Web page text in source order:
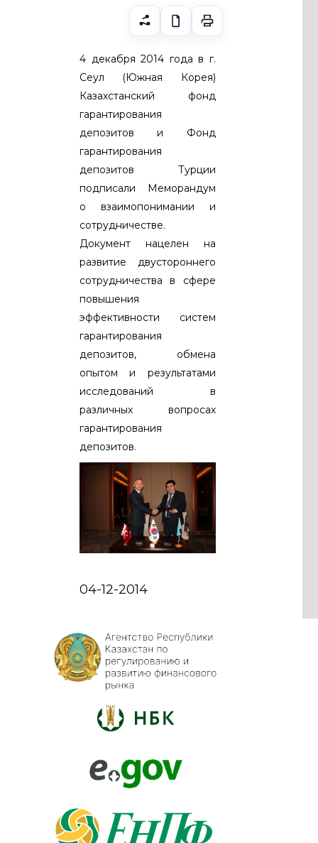
4 декабря 2014 года в г.
Сеул (Южная Корея)
Казахстанский фонд
гарантирования
депозитов и Фонд
гарантирования
депозитов Турции
подписали Меморандум
о взаимопонимании и
сотрудничестве.
Документ нацелен на
развитие двустороннего
сотрудничества в сфере
повышения
эффективности систем
гарантирования
депозитов, обмена
опытом и результатами
исследований в
различных вопросах
гарантирования
депозитов.
04-12-2014